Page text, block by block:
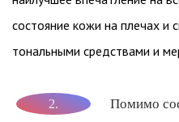
состояние кожи на плечах и
тональными средствами и
2. Помимо